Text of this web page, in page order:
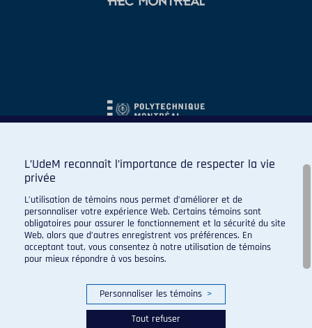
L’UdeM reconnaît l’importance de respecter la vie
privée
L’utilisation de témoins nous permet d’améliorer et de
personnaliser votre expérience Web. Certains témoins sont
obligatoires pour assurer le fonctionnement et la sécurité du site
Web, alors que d’autres enregistrent vos préférences. En
acceptant tout, vous consentez à notre utilisation de témoins
pour mieux répondre à vos besoins.
Personnaliser les témoins >
Tout refuser